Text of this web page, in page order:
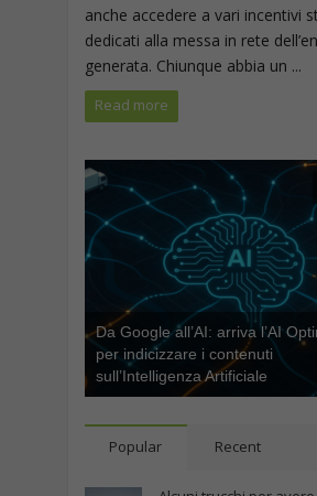
anche accedere a vari incentivi
dedicati alla messa in rete
generata. Chiunque abbia un ...
Read more
Da Google all’AI: arriva l’AI
per indicizzare i contenuti
sull’Intelligenza Artificiale
Popular Recent